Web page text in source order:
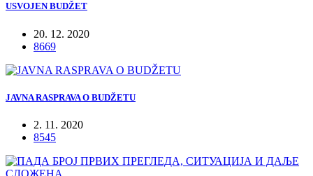
USVOJEN BUDŽET
20. 12. 2020
8669
JAVNA RASPRAVA O BUDŽETU
2. 11. 2020
8545